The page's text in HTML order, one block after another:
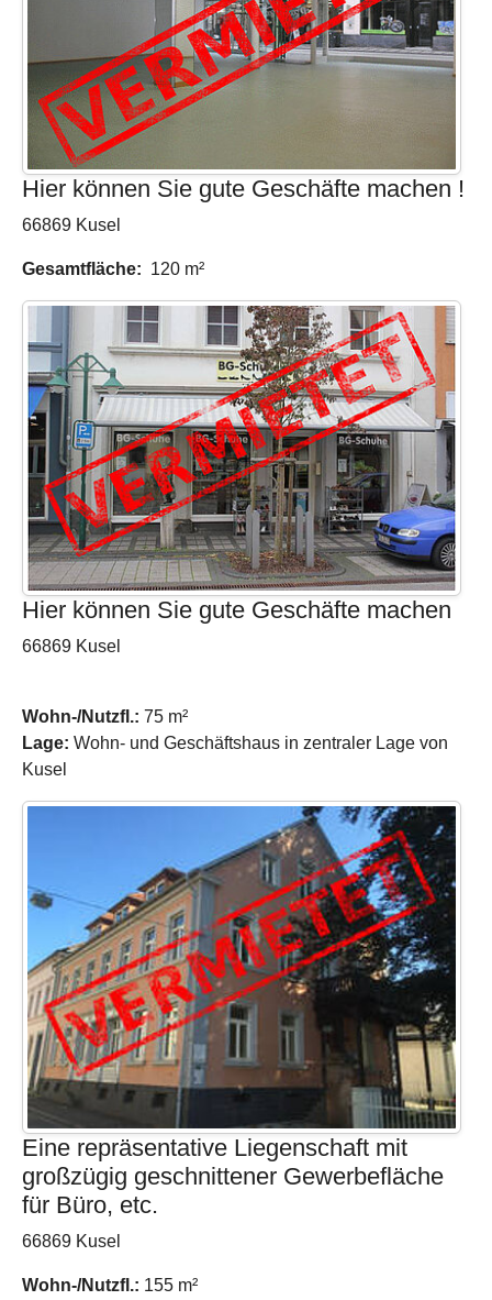
Hier können Sie gute Geschäfte machen !
66869 Kusel
Gesamtfläche: 120 m²
Hier können Sie gute Geschäfte machen
66869 Kusel
Wohn-/Nutzfl.: 75 m²
Lage: Wohn- und Geschäftshaus in zentraler Lage von
Kusel
Eine repräsentative Liegenschaft mit
großzügig geschnittener Gewerbefläche
für Büro, etc.
66869 Kusel
Wohn-/Nutzfl.: 155 m²